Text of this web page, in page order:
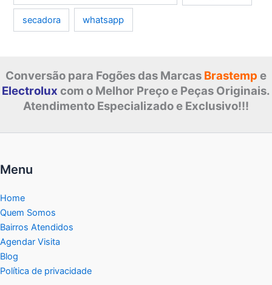
secadora whatsapp
Conversão para Fogões das Marcas Brastemp e
Electrolux com o Melhor Preço e Peças Originais.
Atendimento Especializado e Exclusivo!!!
Menu
Home
Quem Somos
Bairros Atendidos
Agendar Visita
Blog
Política de privacidade